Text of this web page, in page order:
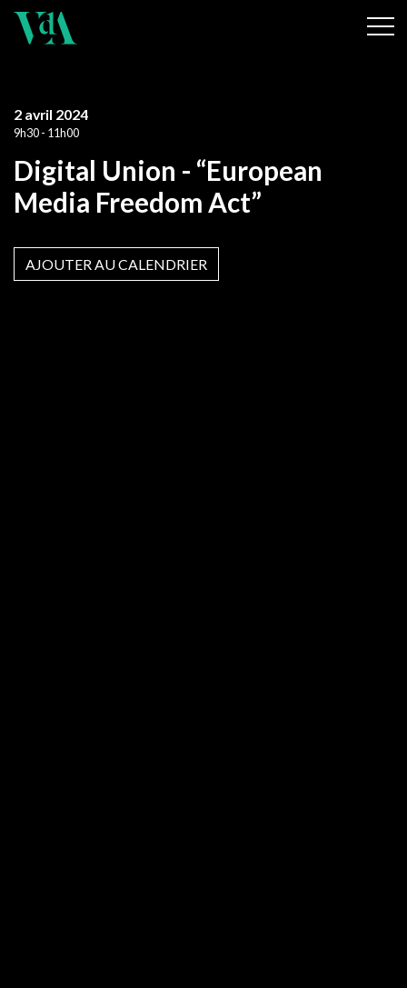
2 avril 2024
9h30 - 11h00
Digital Union - “European
Media Freedom Act”
AJOUTER AU CALENDRIER